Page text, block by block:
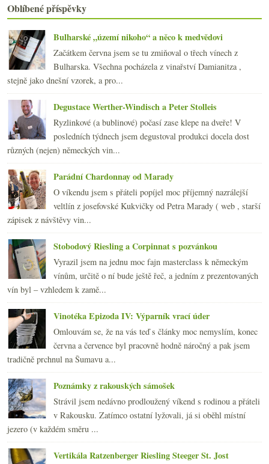
Výsledky vinné ankety „Na Slevomatu a podobných we...
Růžové šampaňské, ryzlink a ryzlinkosauvignon
Muscat Hamburg & Doccio a Matteo Riserva
Nezvyklá degustační sada – Leroy, Tichý, Vollenwei...
54°C aneb sous vide pokusy – kližka, řepa, …
Málo sexu mezi révami, články o víně v novinách a ...
ledna
2010 (249)
►2009(249)
►2008(270)
►2007(108)
Oblíbené příspěvky
Bulharské „území nikoho“ a něco k medvědovi
Začátkem června jsem se tu zmiňoval o třech vínech z
Bulharska. Všechna pocházela z vinařství Damianitza ,
stejně jako dnešní vzorek, a pro...
Degustace Werther-Windisch a Peter Stolleis
Ryzlinkové (a bublinové) počasí zase klepe na dveře! V
posledních týdnech jsem degustoval produkci docela dost
různých (nejen) německých vin...
Parádní Chardonnay od Marady
O víkendu jsem s přáteli popíjel moc příjemný nazrálejší
veltlín z josefovské Kukvičky od Petra Marady ( web , starší
zápisek z návštěvy vin...
Stobodový Riesling a Corpinnat s pozvánkou
Vyrazil jsem na jednu moc fajn masterclass k německým
vínům, určitě o ní bude ještě řeč, a jedním z prezentovaných
vín byl – vzhledem k zamě...
Vinotéka Epizoda IV: Výparník vrací úder
Omlouvám se, že na vás teď s články moc nemyslím, konec
června a července byl pracovně hodně náročný a pak jsem
tradičně prchnul na Šumavu a...
Poznámky z rakouských sámošek
Strávil jsem nedávno prodloužený víkend s rodinou a přáteli
v Rakousku. Zatímco ostatní lyžovali, já si oběhl místní
jezero (v každém směru ...
Vertikála Ratzenberger Riesling Steeger St. Jost